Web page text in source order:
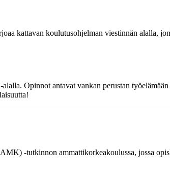
kattavan koulutusohjelman viestinnän alalla,
Opinnot antavat vankan perustan
-tutkinnon ammattikorkeakoulussa, jossa